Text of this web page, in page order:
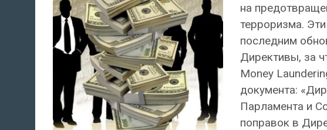
на
терроризма.
последним
Директивы, за
Money
документа:
Парламента и
поправок в